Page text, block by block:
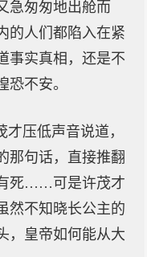
急匆匆地出舱而
的人们都陷入在紧
事实真相，还是不
不安。
压低声音说道，
那句话，直接推翻
死……可是许茂才
然不知晓长公主的
，皇帝如何能从大